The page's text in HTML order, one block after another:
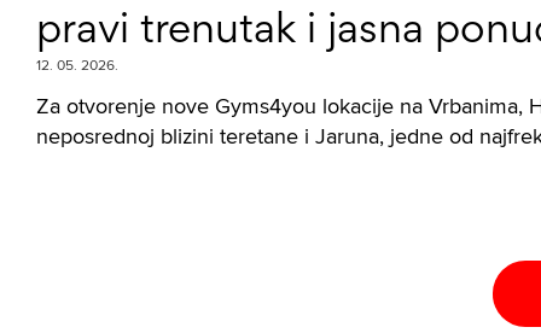
pravi trenutak i jasna
12. 05. 2026.
Za otvorenje nove Gyms4you lokacije na
neposrednoj blizini teretane i Jaruna, jedne od